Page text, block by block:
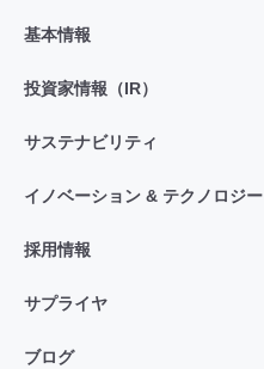
基本情報
投資家情報（IR）
サステナビリティ
イノベーション & テクノロジー
採用情報
サプライヤ
ブログ